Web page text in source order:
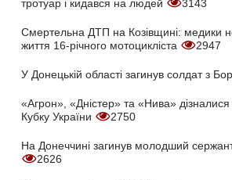
тротуар і кидався на людей
3143
Смертельна ДТП на Козівщині: медики
життя 16-річного мотоцикліста
2947
У Донецькій області загинув солдат з
«Агрон», «Дністер» та «Нива» дізналися
Кубку України
2750
На Донеччині загинув молодший
2626